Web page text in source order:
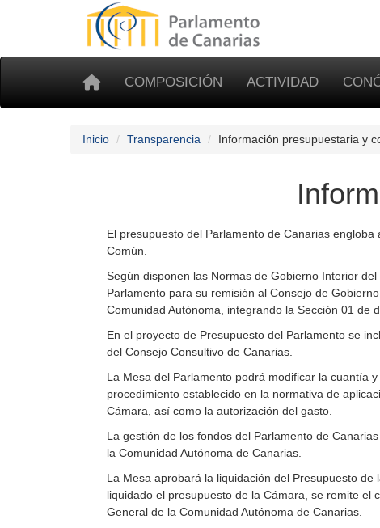
COMPOSICIÓN ACTIVIDAD
Inicio Transparencia Información presupuestaria y
El presupuesto del Parlamento de Canarias
Común.
Según disponen las Normas de Gobierno Interior
Parlamento para su remisión al Consejo de
Comunidad Autónoma, integrando la Sección 01 de
En el proyecto de Presupuesto del Parlamento se
del Consejo Consultivo de Canarias.
La Mesa del Parlamento podrá modificar la cuantía
procedimiento establecido en la normativa de
Cámara, así como la autorización del gasto.
La gestión de los fondos del Parlamento de
la Comunidad Autónoma de Canarias.
La Mesa aprobará la liquidación del Presupuesto
liquidado el presupuesto de la Cámara, se remite el
General de la Comunidad Autónoma de Canarias.